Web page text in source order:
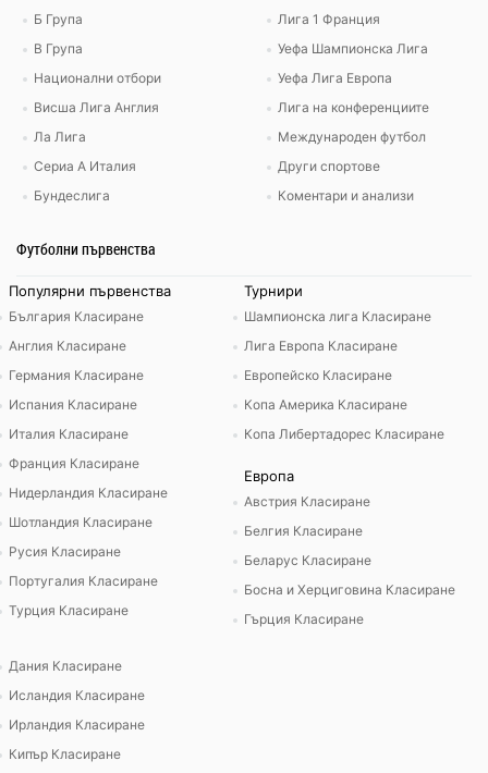
Б Група
В Група
Национални отбори
Висша Лига Англия
Ла Лига
Сериа А Италия
Бундеслига
Лига 1 Франция
Уефа Шампионска Лига
Уефа Лига Европа
Лига на конференциите
Международен футбол
Други спортове
Коментари и анализи
Футболни първенства
Популярни първенства
България Класиране
Англия Класиране
Германия Класиране
Испания Класиране
Италия Класиране
Франция Класиране
Нидерландия Класиране
Шотландия Класиране
Русия Класиране
Португалия Класиране
Турция Класиране
Турнири
Шампионска лига Класиране
Лига Европа Класиране
Европейско Класиране
Копа Америка Класиране
Копа Либертадорес Класиране
Европа
Австрия Класиране
Белгия Класиране
Беларус Класиране
Босна и Херциговина Класиране
Гърция Класиране
Дания Класиране
Исландия Класиране
Ирландия Класиране
Кипър Класиране